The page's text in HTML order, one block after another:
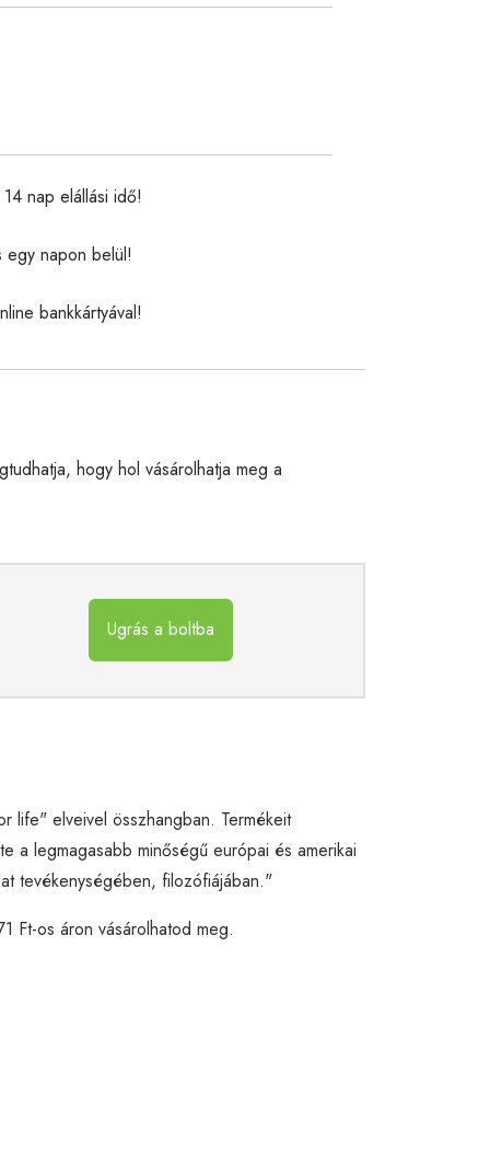
nap elállási idő!
egy napon belül!
bankkártyával!
hogy hol vásárolhatja meg a
Ugrás a boltba
life" elveivel összhangban. Termékeit
a legmagasabb minőségű európai és amerikai
tevékenységében, filozófiájában."
Ft-os áron vásárolhatod meg.